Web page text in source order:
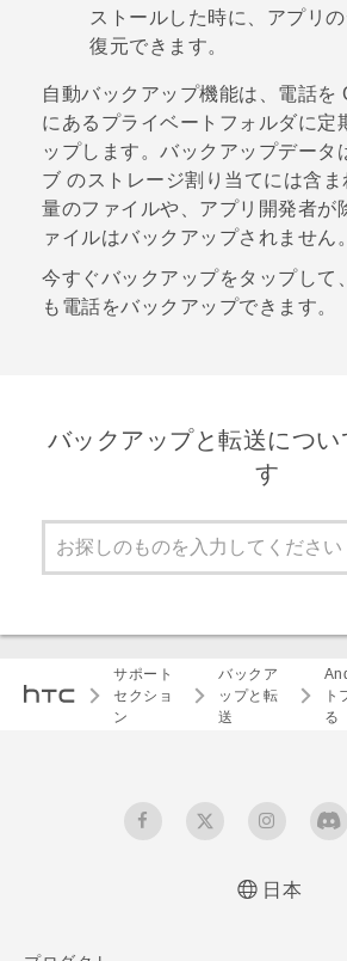
ストールした時に、アプリ
復元できます。
自動バックアップ機能は、電話を
にあるプライベートフォルダに定
ップします。バックアップデータ
ブ のストレージ割り当てには含
量のファイルや、アプリ開発者が
ァイルはバックアップされません。
今すぐバックアップをタップして
も電話をバックアップできます。
バックアップと転送につ
す
サポート
セクショ
ン
バックア
ップと転
送
ト
る
日本